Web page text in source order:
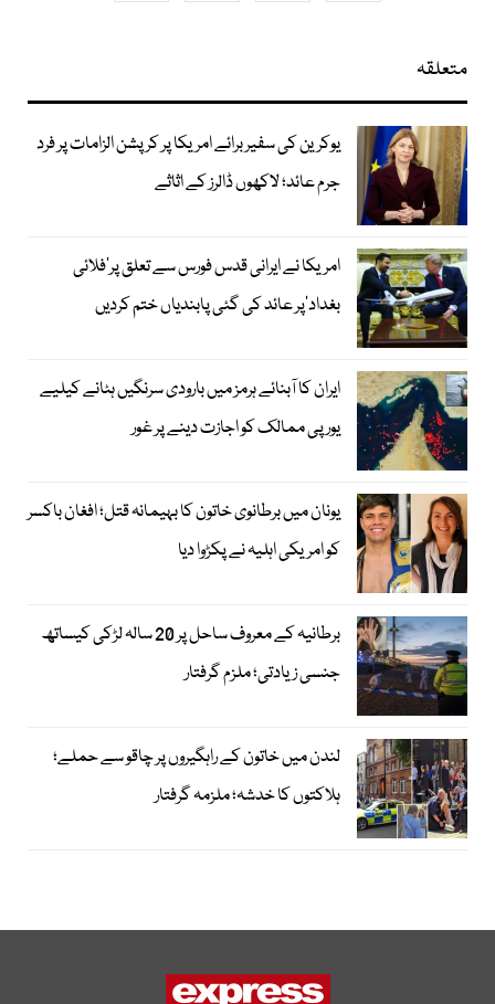
متعلقہ
یوکرین کی سفیر برائے امریکا پر کرپشن الزامات پر فرد
جرم عائد؛ لاکھوں ڈالرز کے اثاثے
امریکا نے ایرانی قدس فورس سے تعلق پر’فلائی
بغداد‘پر عائد کی گئی پابندیاں ختم کردیں
ایران کا آبنائے ہرمز میں بارودی سرنگیں ہٹانے کیلیے
یورپی ممالک کو اجازت دینے پر غور
یونان میں برطانوی خاتون کا بہیمانہ قتل؛ افغان باکسر
کو امریکی اہلیہ نے پکڑوا دیا
برطانیہ کے معروف ساحل پر 20 سالہ لڑکی کیساتھ
جنسی زیادتی؛ ملزم گرفتار
لندن میں خاتون کے راہگیروں پر چاقو سے حملے؛
ہلاکتوں کا خدشہ؛ ملزمہ گرفتار